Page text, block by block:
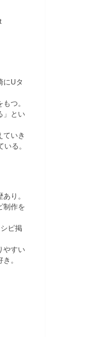
にUタ
つ。
」とい
ていき
る。
り。
制作を
ピ掲
やすい
。